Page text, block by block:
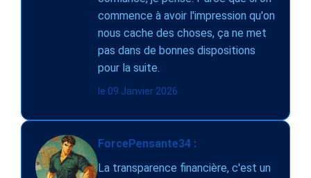
commence à avoir l'impression qu'on
nous cache des choses, ça ne met
pas dans de bonnes dispositions
pour la suite.
le 09 Janvier 2026
ForcePensante34 :
La transparence financière, c'est un